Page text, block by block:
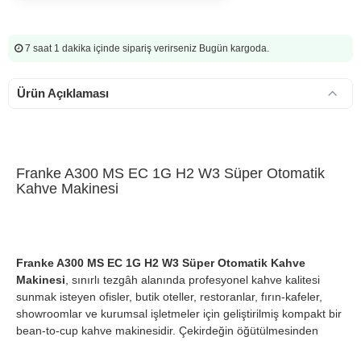
7 saat 1 dakika içinde sipariş verirseniz Bugün kargoda.
Ürün Açıklaması
Franke A300 MS EC 1G H2 W3 Süper Otomatik
Kahve Makinesi
Franke A300 MS EC 1G H2 W3 Süper Otomatik Kahve
Makinesi , sınırlı tezgâh alanında profesyonel kahve kalitesi
sunmak isteyen ofisler, butik oteller, restoranlar, fırın-kafeler,
showroomlar ve kurumsal işletmeler için geliştirilmiş kompakt bir
bean-to-cup kahve makinesidir. Çekirdeğin öğütülmesinden